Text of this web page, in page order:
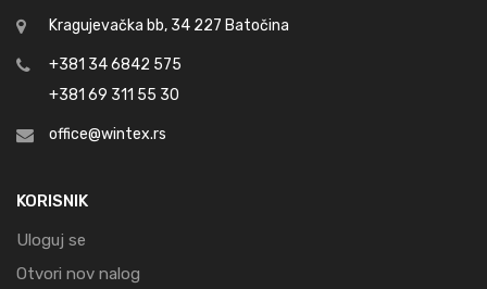
Kragujevačka bb, 34 227 Batočina
+381 34 6842 575
+381 69 311 55 30
office@wintex.rs
KORISNIK
Uloguj se
Otvori nov nalog